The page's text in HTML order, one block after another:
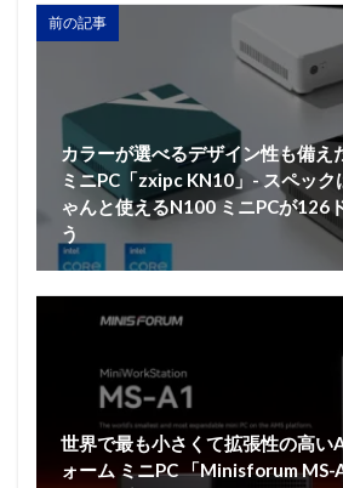
前の記事
カラーが選べるデザイン性も備
ミニPC「zxipc KN10」- スペック
ゃんと使えるN100 ミニPCが126
う
世界で最も小さくて拡張性の高い
ォーム ミニPC 「Minisforum MS-